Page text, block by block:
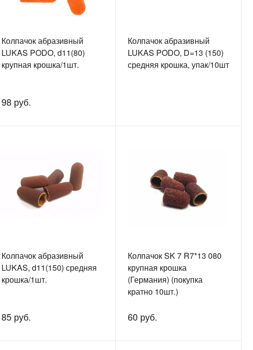
Колпачок абразивный
LUKAS PODO, d11(80)
крупная крошка/1шт.
98 руб.
Колпачок абразивный
LUKAS PODO, D=13 (150)
средняя крошка, упак/10шт
Колпачок абразивный
LUKAS, d11(150) средняя
крошка/1шт.
85 руб.
Колпачок SK 7 R7*13 080
крупная крошка
(Германия) (покупка
кратно 10шт.)
60 руб.